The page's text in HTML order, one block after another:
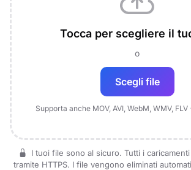
Tocca per scegliere il
o
Scegli file
Supporta anche MOV, AVI, WebM, WMV,
I tuoi file sono al sicuro. Tutti i
tramite HTTPS. I file vengono eliminati